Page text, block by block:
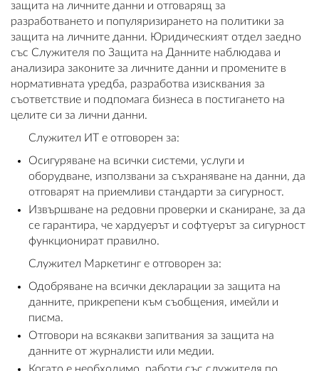
защита на личните данни и отговарящ за
разработването и популяризирането на политики за
защита на личните данни. Юридическият отдел заедно
със Служителя по Защита на Данните наблюдава и
анализира законите за личните данни и промените в
нормативната уредба, разработва изисквания за
съответствие и подпомага бизнеса в постигането на
целите си за лични данни.
Служител ИТ е отговорен за:
Осигуряване на всички системи, услуги и
оборудване, използвани за съхраняване на данни, да
отговарят на приемливи стандарти за сигурност.
Извършване на редовни проверки и сканиране, за да
се гарантира, че хардуерът и софтуерът за сигурност
функционират правилно.
Служител Маркетинг е отговорен за:
Одобряване на всички декларации за защита на
данните, прикрепени към съобщения, имейли и
писма.
Отговори на всякакви запитвания за защита на
данните от журналисти или медии.